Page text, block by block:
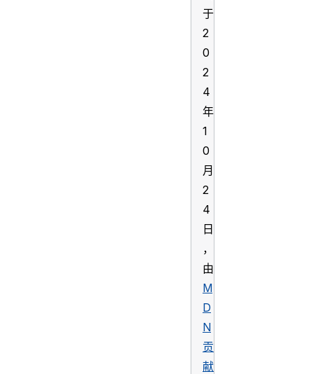
于
2
0
2
4
年
1
0
月
2
4
日
，
由
M
D
N
贡
献